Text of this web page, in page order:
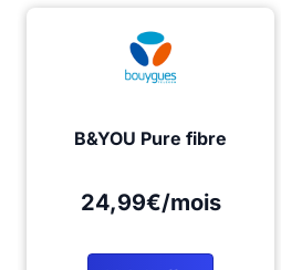
B&YOU Pure fibre
24,99€/mois